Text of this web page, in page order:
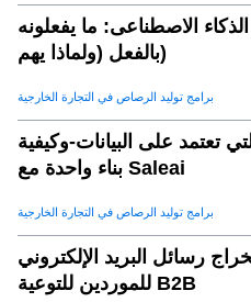
الاصطناعى: ما يفعلونه
بالفعل (ولماذا يهم)
برامج توليد الرصاص في التجارة الخارجية
تعتمد على البيانات-وكيفية
بناء واحدة مع Saleai
برامج توليد الرصاص في التجارة الخارجية
رسائل البريد الإلكتروني
للموردين للتوعية B2B